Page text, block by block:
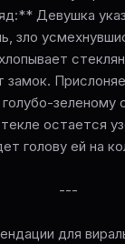
Девушка
зло
замок.
зеленому
остается
голову ей на
---
для